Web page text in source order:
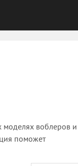
моделях воблеров и
поможет